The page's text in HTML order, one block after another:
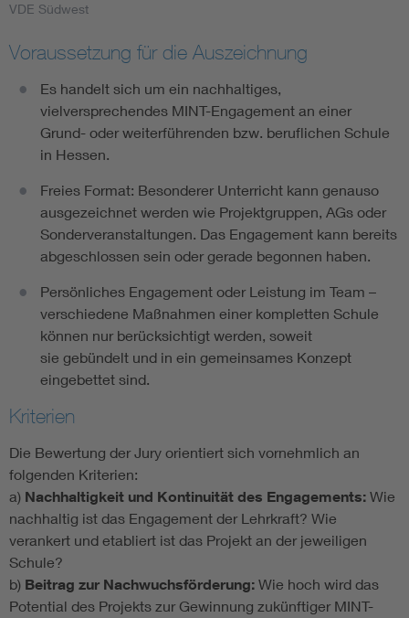
VDE Südwest
Voraussetzung für die Auszeichnung
Es handelt sich um ein nachhaltiges,
vielversprechendes MINT-Engagement an einer
Grund- oder weiterführenden bzw. beruflichen Schule
in Hessen.
Freies Format: Besonderer Unterricht kann genauso
ausgezeichnet werden wie Projektgruppen, AGs oder
Sonderveranstaltungen. Das Engagement kann bereits
abgeschlossen sein oder gerade begonnen haben.
Persönliches Engagement oder Leistung im Team –
verschiedene Maßnahmen einer kompletten Schule
können nur berücksichtigt werden, soweit
sie gebündelt und in ein gemeinsames Konzept
eingebettet sind.
Kriterien
Die Bewertung der Jury orientiert sich vornehmlich an
folgenden Kriterien:
a) Nachhaltigkeit und Kontinuität des Engagements: Wie
nachhaltig ist das Engagement der Lehrkraft? Wie
verankert und etabliert ist das Projekt an der jeweiligen
Schule?
b) Beitrag zur Nachwuchsförderung: Wie hoch wird das
Potential des Projekts zur Gewinnung zukünftiger MINT-